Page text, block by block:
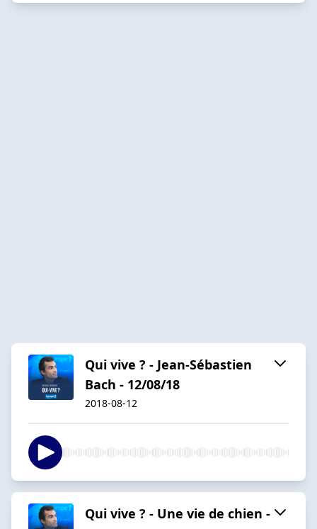
Qui vive ? - Jean-Sébastien
Bach - 12/08/18
2018-08-12
Qui vive ? - Une vie de chien -